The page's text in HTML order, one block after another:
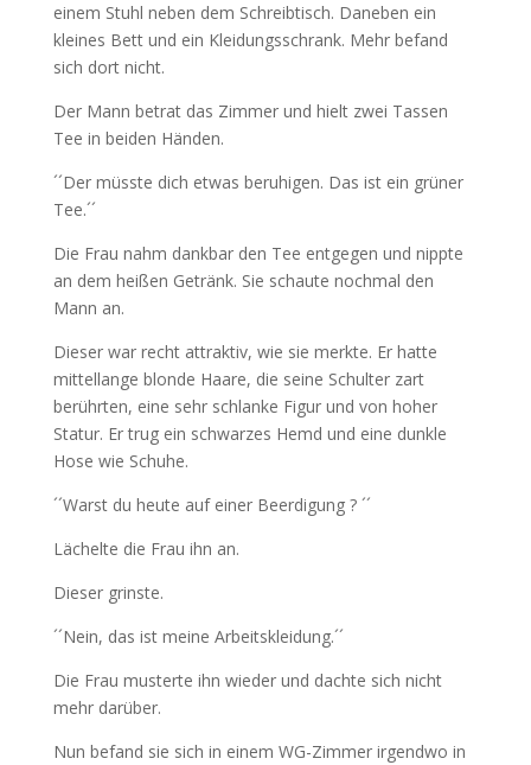
einem Stuhl neben dem Schreibtisch. Daneben ein
kleines Bett und ein Kleidungsschrank. Mehr befand
sich dort nicht.
Der Mann betrat das Zimmer und hielt zwei Tassen
Tee in beiden Händen.
´´Der müsste dich etwas beruhigen. Das ist ein grüner
Tee.´´
Die Frau nahm dankbar den Tee entgegen und nippte
an dem heißen Getränk. Sie schaute nochmal den
Mann an.
Dieser war recht attraktiv, wie sie merkte. Er hatte
mittellange blonde Haare, die seine Schulter zart
berührten, eine sehr schlanke Figur und von hoher
Statur. Er trug ein schwarzes Hemd und eine dunkle
Hose wie Schuhe.
´´Warst du heute auf einer Beerdigung ? ´´
Lächelte die Frau ihn an.
Dieser grinste.
´´Nein, das ist meine Arbeitskleidung.´´
Die Frau musterte ihn wieder und dachte sich nicht
mehr darüber.
Nun befand sie sich in einem WG-Zimmer irgendwo in